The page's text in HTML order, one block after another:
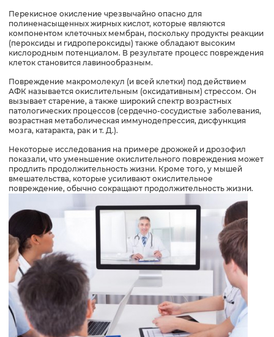
Перекисное окисление чрезвычайно опасно для
полиненасыщенных жирных кислот, которые являются
компонентом клеточных мембран, поскольку продукты реакции
(пероксиды и гидропероксиды) также обладают высоким
кислородным потенциалом. В результате процесс повреждения
клеток становится лавинообразным.
Повреждение макромолекул (и всей клетки) под действием
АФК называется окислительным (оксидативным) стрессом. Он
вызывает старение, а также широкий спектр возрастных
патологических процессов (сердечно-сосудистые заболевания,
возрастная метаболическая иммунодепрессия, дисфункция
мозга, катаракта, рак и т. Д.).
Некоторые исследования на примере дрожжей и дрозофил
показали, что уменьшение окислительного повреждения может
продлить продолжительность жизни. Кроме того, у мышей
вмешательства, которые усиливают окислительное
повреждение, обычно сокращают продолжительность жизни.